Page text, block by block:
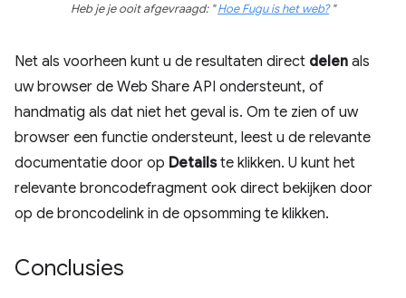
Heb je je ooit afgevraagd: "Hoe Fugu is het web?"
Net als voorheen kunt u de resultaten direct delen als
uw browser de Web Share API ondersteunt, of
handmatig als dat niet het geval is. Om te zien of uw
browser een functie ondersteunt, leest u de relevante
documentatie door op Detailste klikken. U kunt het
relevante broncodefragment ook direct bekijken door
op de broncodelink in de opsomming te klikken.
Conclusies